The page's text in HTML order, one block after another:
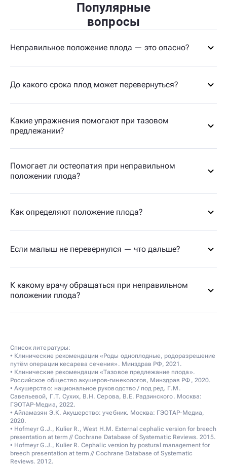
Популярные
вопросы
Неправильное положение плода — это опасно?
До какого срока плод может перевернуться?
Какие упражнения помогают при тазовом
предлежании?
Помогает ли остеопатия при неправильном
положении плода?
Как определяют положение плода?
Если малыш не перевернулся — что дальше?
К какому врачу обращаться при неправильном
положении плода?
Список литературы:
• Клинические рекомендации «Роды одноплодные, родоразрешение
путём операции кесарева сечения». Минздрав РФ, 2021.
• Клинические рекомендации «Тазовое предлежание плода».
Российское общество акушеров-гинекологов, Минздрав РФ, 2020.
• Акушерство: национальное руководство / под ред. Г.М.
Савельевой, Г.Т. Сухих, В.Н. Серова, В.Е. Радзинского. Москва:
ГЭОТАР-Медиа, 2022.
• Айламазян Э.К. Акушерство: учебник. Москва: ГЭОТАР-Медиа,
2020.
• Hofmeyr G.J., Kulier R., West H.M. External cephalic version for breech
presentation at term // Cochrane Database of Systematic Reviews. 2015.
• Hofmeyr G.J., Kulier R. Cephalic version by postural management for
breech presentation at term // Cochrane Database of Systematic
Reviews. 2012.